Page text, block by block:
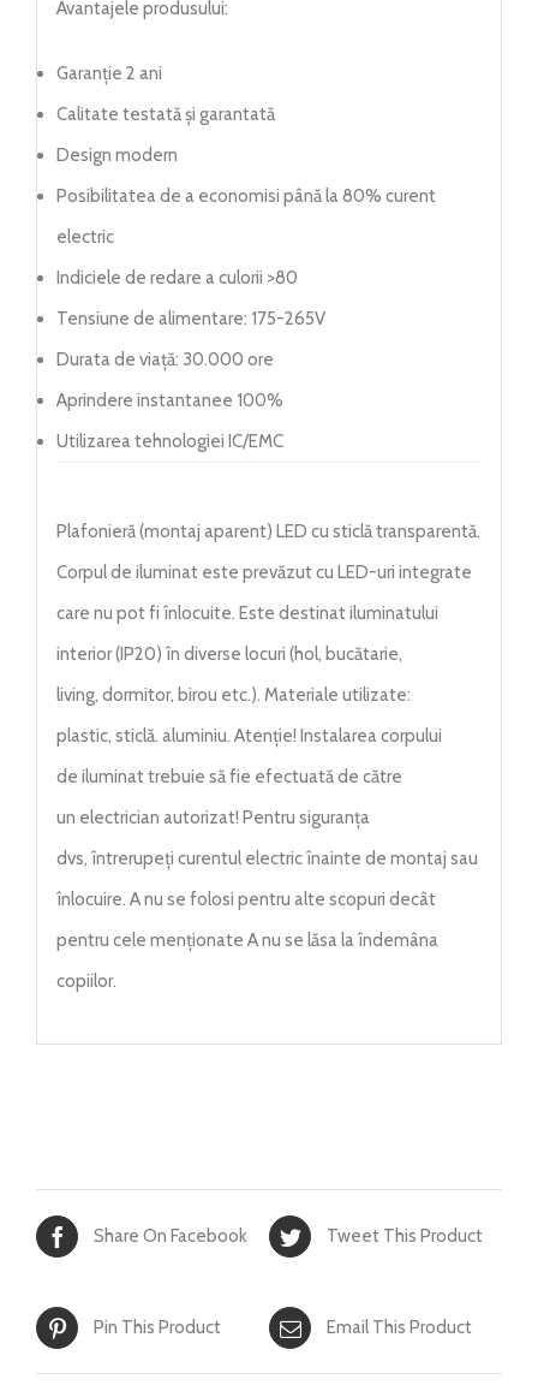
Avantajele produsului:
Garanție 2 ani
Calitate testată și garantată
Design modern
Posibilitatea de a economisi până la 80% curent
electric
Indiciele de redare a culorii >80
Tensiune de alimentare: 175-265V
Durata de viață: 30.000 ore
Aprindere instantanee 100%
Utilizarea tehnologiei IC/EMC
Plafonieră (montaj aparent) LED cu sticlă transparentă.
Corpul de iluminat este prevăzut cu LED-uri integrate
care nu pot fi înlocuite. Este destinat iluminatului
interior (IP20) în diverse locuri (hol, bucătarie,
living, dormitor, birou etc.). Materiale utilizate:
plastic, sticlă. aluminiu. Atenție! Instalarea corpului
de iluminat trebuie să fie efectuată de către
un electrician autorizat! Pentru siguranța
dvs, întrerupeți curentul electric înainte de montaj sau
înlocuire. A nu se folosi pentru alte scopuri decât
pentru cele menționate A nu se lăsa la îndemâna
copiilor.
Share On Facebook Tweet This Product
Pin This Product Email This Product